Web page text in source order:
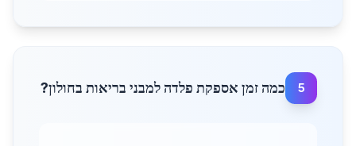
5 כמה זמן אספקת פלדה למבני בריאות בחולון?